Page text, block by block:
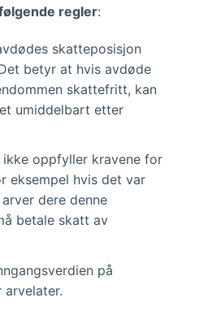
regler:
skatteposisjon
betyr at hvis avdøde
skattefritt, kan
umiddelbart etter
ikke oppfyller kravene for
eksempel hvis det var
dere denne
betale skatt av
på
arvelater.